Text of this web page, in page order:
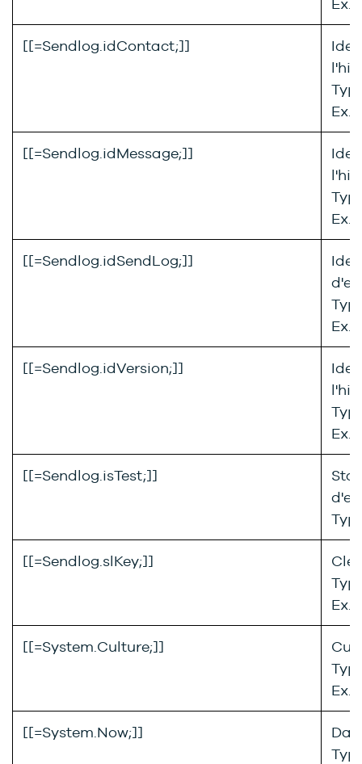
Ex.
[[=Sendlog.idContact;]]
Ex. :
[[=Sendlog.idMessage;]]
Ex.
[[=Sendlog.idSendLog;]]
Ex. :
[[=Sendlog.idVersion;]]
Ex.
[[=Sendlog.isTest;]]
[[=Sendlog.slKey;]]
Clé
Ex.
[[=System.Culture;]]
Ex.
[[=System.Now;]]